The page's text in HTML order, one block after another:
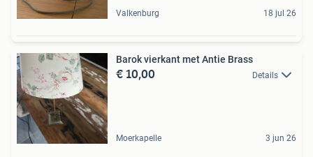
Valkenburg 18 jul 26
Barok vierkant met Antie Brass
€ 10,00 Details
Moerkapelle 3 jun 26